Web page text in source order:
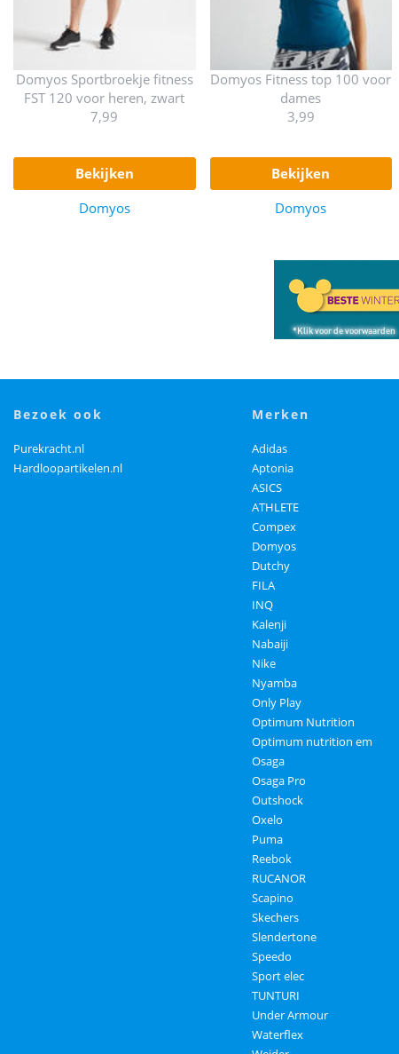
Domyos Sportbroekje fitness
FST 120 voor heren, zwart
7,99
bekijken
Domyos
Domyos Fitness top 100 voor
dames
3,99
bekijken
Domyos
bezoek ook
Purekracht.nl
Hardloopartikelen.nl
merken
Adidas
Aptonia
ASICS
ATHLETE
Compex
Domyos
Dutchy
FILA
INQ
Kalenji
Nabaiji
Nike
Nyamba
Only Play
Optimum Nutrition
Optimum nutrition em
Osaga
Osaga Pro
Outshock
Oxelo
Puma
Reebok
RUCANOR
Scapino
Skechers
Slendertone
Speedo
Sport elec
TUNTURI
Under Armour
Waterflex